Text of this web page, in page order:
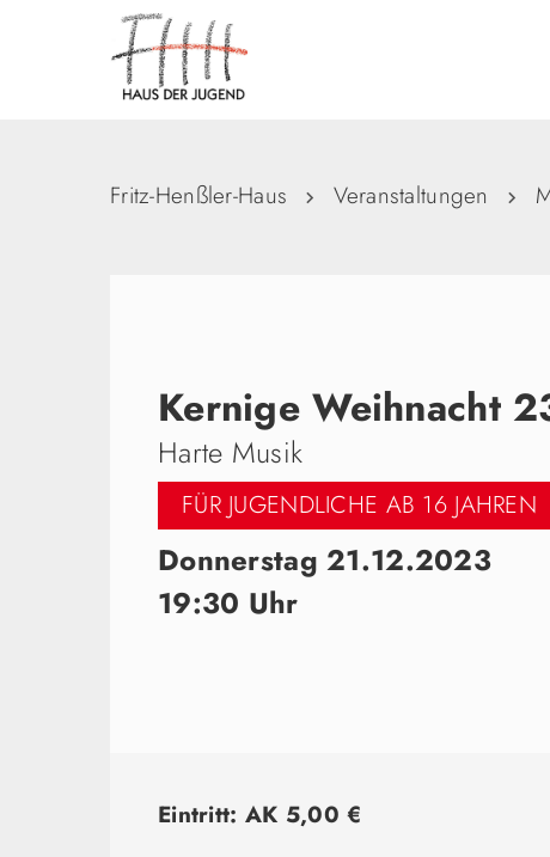
Fritz-Henßler-Haus Veranstaltungen
Kernige Weihnacht
Harte Musik
FÜR JUGENDLICHE AB 16 JAHREN
Donnerstag 21.12.2023
19:30 Uhr
Eintritt: AK 5,00 €